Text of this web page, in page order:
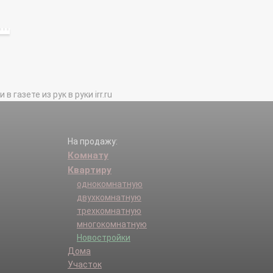
газете из рук в руки irr.ru
На продажу:
Комнату
Квартиру
однокомнатную
двухкомнатную
трехкомнатную
многокомнатную
Новостройки
Дома
Участок